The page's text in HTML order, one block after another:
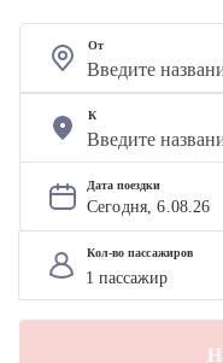
От
К
Дата поездки
Сегодня, 6.08.26
Кол-во пассажиров